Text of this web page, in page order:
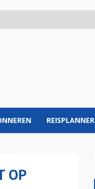
REISPLANNER
OP